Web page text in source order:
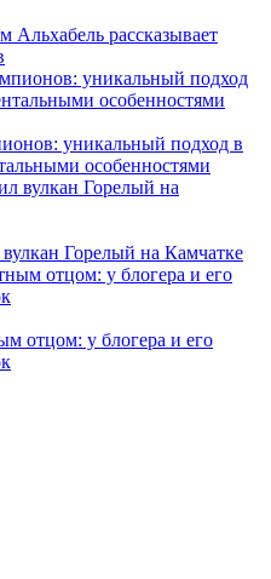
Альхабель рассказывает
уникальный подход в
особенностями
Горелый на Камчатке
отцом: у блогера и его